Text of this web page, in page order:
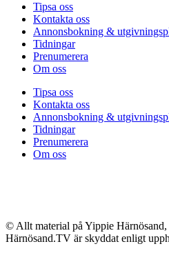
Tipsa oss
Kontakta oss
Annonsbokning &
Tidningar
Prenumerera
Om oss
Tipsa oss
Kontakta oss
Annonsbokning &
Tidningar
Prenumerera
Om oss
© Allt material på Yippie Härnösand,
Härnösand.TV är skyddat enligt